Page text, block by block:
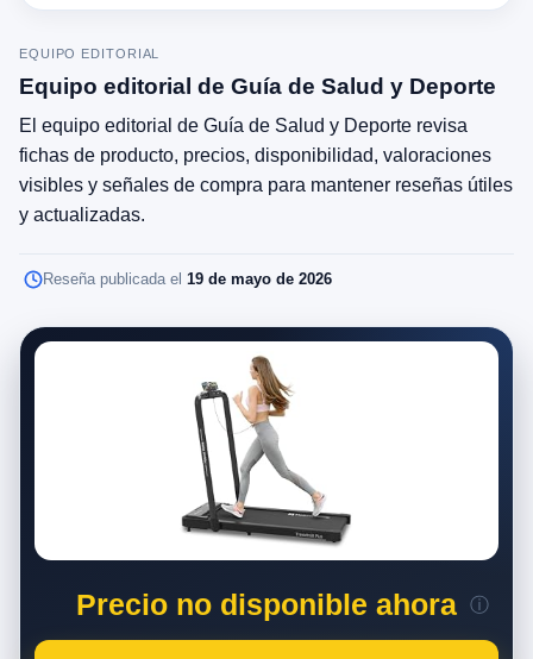
EQUIPO EDITORIAL
Equipo editorial de Guía de Salud y Deporte
El equipo editorial de Guía de Salud y Deporte revisa
fichas de producto, precios, disponibilidad, valoraciones
visibles y señales de compra para mantener reseñas útiles
y actualizadas.
Reseña publicada el 19 de mayo de 2026
Precio no disponible ahora ⓘ